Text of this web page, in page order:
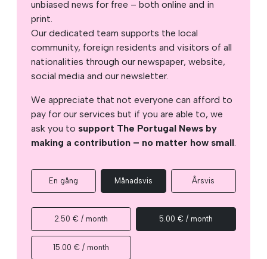
unbiased news for free – both online and in
print.
Our dedicated team supports the local
community, foreign residents and visitors of all
nationalities through our newspaper, website,
social media and our newsletter.
We appreciate that not everyone can afford to
pay for our services but if you are able to, we
ask you to support The Portugal News by
making a contribution – no matter how small.
En gång Månadsvis Årsvis
2.50 € / month 5.00 € / month
15.00 € / month